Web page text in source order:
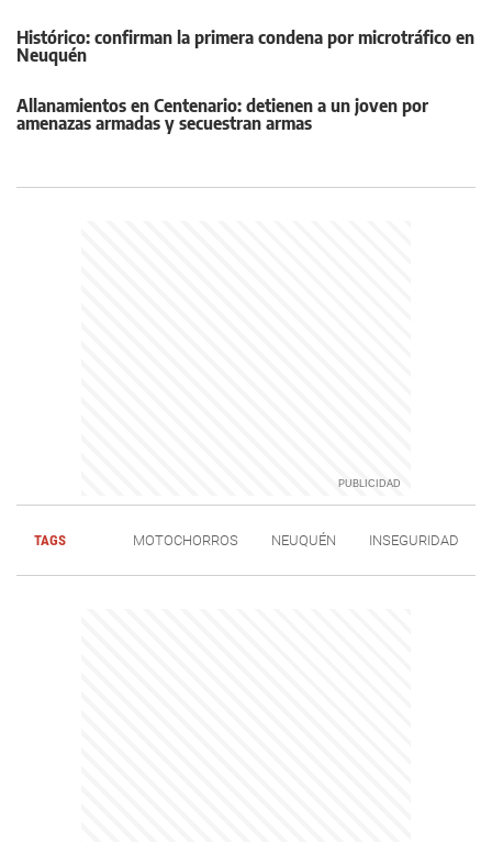
Histórico: confirman la primera condena por microtráfico en
Neuquén
Allanamientos en Centenario: detienen a un joven por
amenazas armadas y secuestran armas
TAGS MOTOCHORROS NEUQUÉN INSEGURIDAD